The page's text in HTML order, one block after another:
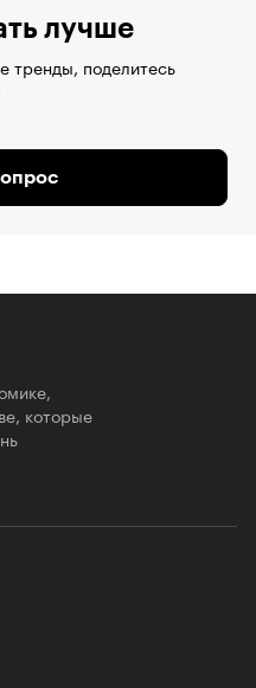
лучше
тренды, поделитесь
которые